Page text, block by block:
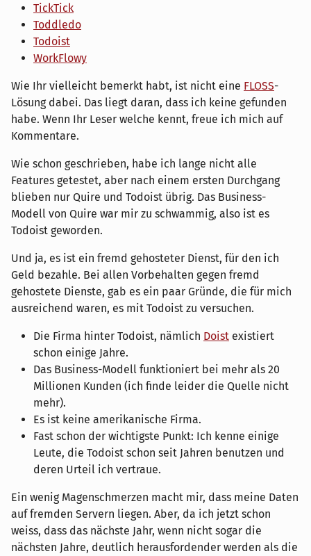
TickTick
Toddledo
Todoist
WorkFlowy
Wie Ihr vielleicht bemerkt habt, ist nicht eine FLOSS-
Lösung dabei. Das liegt daran, dass ich keine gefunden
habe. Wenn Ihr Leser welche kennt, freue ich mich auf
Kommentare.
Wie schon geschrieben, habe ich lange nicht alle
Features getestet, aber nach einem ersten Durchgang
blieben nur Quire und Todoist übrig. Das Business-
Modell von Quire war mir zu schwammig, also ist es
Todoist geworden.
Und ja, es ist ein fremd gehosteter Dienst, für den ich
Geld bezahle. Bei allen Vorbehalten gegen fremd
gehostete Dienste, gab es ein paar Gründe, die für mich
ausreichend waren, es mit Todoist zu versuchen.
Die Firma hinter Todoist, nämlich Doist existiert
schon einige Jahre.
Das Business-Modell funktioniert bei mehr als 20
Millionen Kunden (ich finde leider die Quelle nicht
mehr).
Es ist keine amerikanische Firma.
Fast schon der wichtigste Punkt: Ich kenne einige
Leute, die Todoist schon seit Jahren benutzen und
deren Urteil ich vertraue.
Ein wenig Magenschmerzen macht mir, dass meine Daten
auf fremden Servern liegen. Aber, da ich jetzt schon
weiss, dass das nächste Jahr, wenn nicht sogar die
nächsten Jahre, deutlich herausfordender werden als die